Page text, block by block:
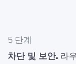
5 단계
차단 및 보안. 라